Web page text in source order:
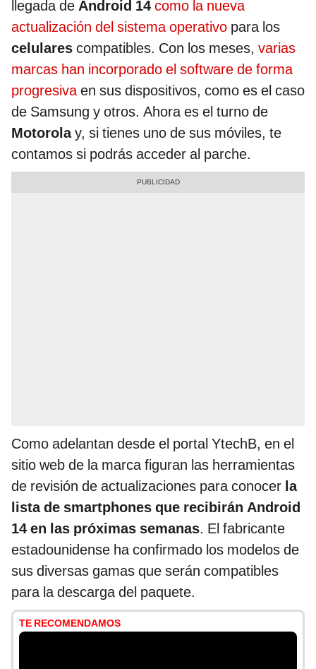
llegada de Android 14 como la nueva
actualización del sistema operativo para los
celulares compatibles. Con los meses, varias
marcas han incorporado el software de forma
progresivaen sus dispositivos, como es el caso
de Samsung y otros. Ahora es el turno de
Motorolay, si tienes uno de sus móviles, te
contamos si podrás acceder al parche.
Como adelantan desde el portal YtechB, en el
sitio web de la marca figuran las herramientas
de revisión de actualizaciones para conocer la
lista de smartphones que recibirán Android
14 en las próximas semanas. El fabricante
estadounidense ha confirmado los modelos de
sus diversas gamas que serán compatibles
para la descarga del paquete.
TE RECOMENDAMOS